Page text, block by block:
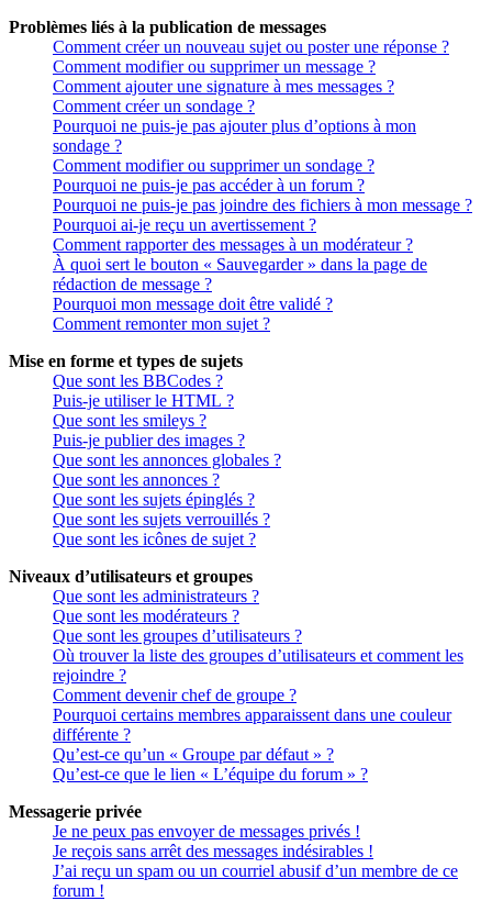
Problèmes liés à la publication de messages
Comment créer un nouveau sujet ou poster une réponse ?
Comment modifier ou supprimer un message ?
Comment ajouter une signature à mes messages ?
Comment créer un sondage ?
Pourquoi ne puis-je pas ajouter plus d’options à mon
sondage ?
Comment modifier ou supprimer un sondage ?
Pourquoi ne puis-je pas accéder à un forum ?
Pourquoi ne puis-je pas joindre des fichiers à mon message ?
Pourquoi ai-je reçu un avertissement ?
Comment rapporter des messages à un modérateur ?
À quoi sert le bouton « Sauvegarder » dans la page de
rédaction de message ?
Pourquoi mon message doit être validé ?
Comment remonter mon sujet ?
Mise en forme et types de sujets
Que sont les BBCodes ?
Puis-je utiliser le HTML ?
Que sont les smileys ?
Puis-je publier des images ?
Que sont les annonces globales ?
Que sont les annonces ?
Que sont les sujets épinglés ?
Que sont les sujets verrouillés ?
Que sont les icônes de sujet ?
Niveaux d’utilisateurs et groupes
Que sont les administrateurs ?
Que sont les modérateurs ?
Que sont les groupes d’utilisateurs ?
Où trouver la liste des groupes d’utilisateurs et comment les
rejoindre ?
Comment devenir chef de groupe ?
Pourquoi certains membres apparaissent dans une couleur
différente ?
Qu’est-ce qu’un « Groupe par défaut » ?
Qu’est-ce que le lien « L’équipe du forum » ?
Messagerie privée
Je ne peux pas envoyer de messages privés !
Je reçois sans arrêt des messages indésirables !
J’ai reçu un spam ou un courriel abusif d’un membre de ce
forum !